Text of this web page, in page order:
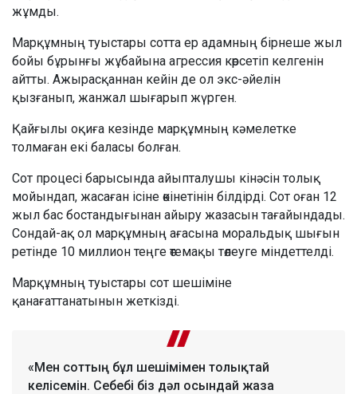
жұмды.
Марқұмның туыстары сотта ер адамның бірнеше жыл
бойы бұрынғы жұбайына агрессия көрсетіп келгенін
айтты. Ажырасқаннан кейін де ол экс-әйелін
қызғанып, жанжал шығарып жүрген.
Қайғылы оқиға кезінде марқұмның кәмелетке
толмаған екі баласы болған.
Сот процесі барысында айыпталушы кінәсін толық
мойындап, жасаған ісіне өкінетінін білдірді. Сот оған 12
жыл бас бостандығынан айыру жазасын тағайындады.
Сондай-ақ ол марқұмның ағасына моральдық шығын
ретінде 10 миллион теңге өтемақы төлеуге міндеттелді.
Марқұмның туыстары сот шешіміне
қанағаттанатынын жеткізді.
«Мен соттың бұл шешімімен толықтай
келісемін. Себебі біз дәл осындай жаза